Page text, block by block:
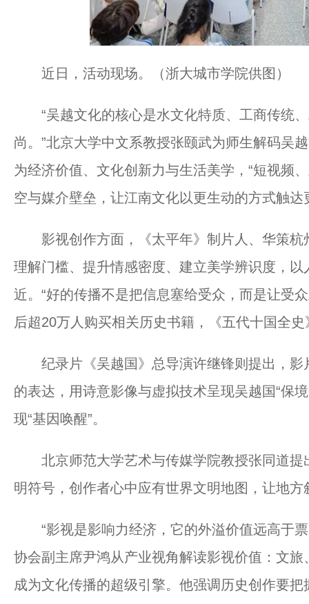
近日，活动现场。（浙大城市学院供图）
“吴越文化的核心是水文化特质、工商传统、
尚。”北京大学中文系教授张颐武为师生解码吴
为经济价值、文化创新力与生活美学，“短视频
空与媒介壁垒，让江南文化以更生动的方式触达
影视创作方面，《太平年》制片人、华策杭
理解门槛、提升情感密度、建立美学辨识度，
近。“好的传播不是把信息塞给受众，而是让受
后超20万人购买相关历史书籍，《五代十国全
纪录片《吴越国》总导演许继锋则提出，影
的表达，用诗意影像与虚拟技术呈现吴越国“保
现“基因唤醒”。
北京师范大学艺术与传媒学院教授张同道提
明符号，创作者心中应有世界文明地图，让地
“影视是影响力经济，它的外溢价值远高于票
协会副主席尹鸿从产业视角解读影视价值：文
成为文化传播的超级引擎。他强调历史创作要